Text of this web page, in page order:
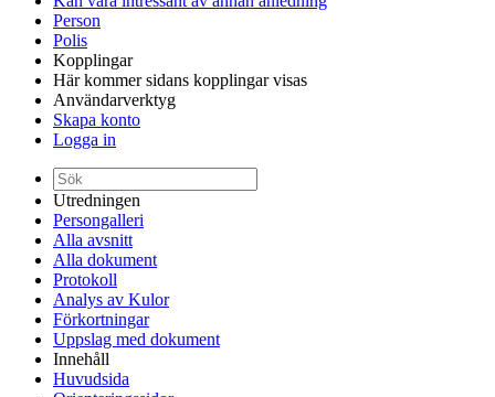
Person
Polis
Kopplingar
Här kommer sidans kopplingar visas
Användarverktyg
Skapa konto
Logga in
Utredningen
Persongalleri
Alla avsnitt
Alla dokument
Protokoll
Analys av Kulor
Förkortningar
Uppslag med dokument
Innehåll
Huvudsida